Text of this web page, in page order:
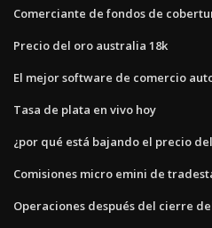
Comerciante de fondos de
Precio del oro australia 18k
El mejor software de comercio
Tasa de plata en vivo hoy
¿por qué está bajando el precio del
Comisiones micro emini de
Operaciones después del cierre